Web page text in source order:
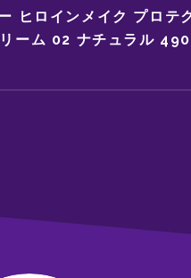
ヒロインメイク プロテ
ーム 02 ナチュラル